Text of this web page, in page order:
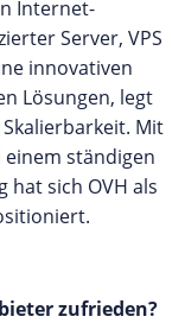
Internet-
Server, VPS
innovativen
Lösungen, legt
Mit
ständigen
hat sich OVH als
zufrieden?